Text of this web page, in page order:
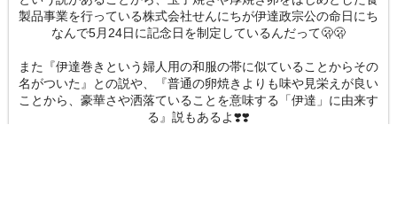
製品事業を行っている株式会社せんにちが伊達政宗公の命日にち
なんで5月24日に記念日を制定しているんだって🫢🫢
また『伊達巻きという婦人用の和服の帯に似ていることからその
名がついた』との説や、『普通の卵焼きよりも味や見栄えが良い
ことから、豪華さや洒落ていることを意味する「伊達」に由来す
る』説もあるよ❣️❣️